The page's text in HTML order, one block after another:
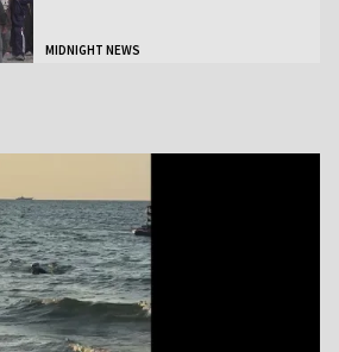
MIDNIGHT NEWS